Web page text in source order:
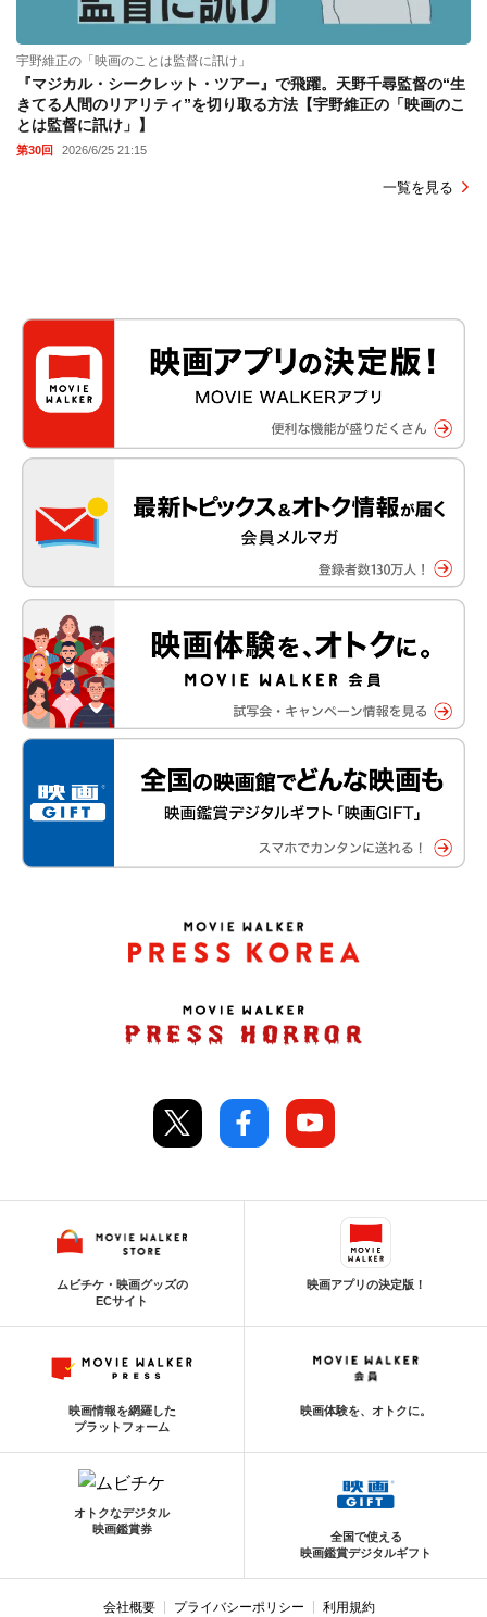
宇野維正の「映画のことは監督に訊け」
『マジカル・シークレット・ツアー』で飛躍。天野千尋監督の“生
きてる人間のリアリティ”を切り取る方法【宇野維正の「映画のこ
とは監督に訊け」】
第30回 2026/6/25 21:15
一覧を見る
ムビチケ・映画グッズの
ECサイト
映画アプリの決定版！
映画情報を網羅した
プラットフォーム
映画体験を、オトクに。
オトクなデジタル
映画鑑賞券
全国で使える
映画鑑賞デジタルギフト
会社概要 プライバシーポリシー 利用規約